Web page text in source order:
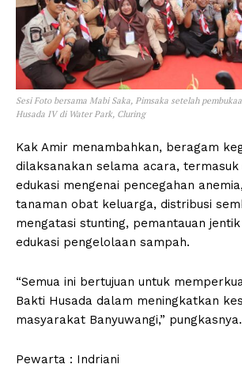
Sesi Foto bersama Mabi Saka, Pimsaka setelah
Husada IV di Water Park, Cluring
Kak Amir menambahkan, beragam
dilaksanakan selama acara, termasuk
edukasi mengenai pencegahan
tanaman obat keluarga, distribusi
mengatasi stunting, pemantauan
edukasi pengelolaan sampah.
“Semua ini bertujuan untuk
Bakti Husada dalam meningkatkan
masyarakat Banyuwangi,” pungkasnya.
Pewarta : Indriani